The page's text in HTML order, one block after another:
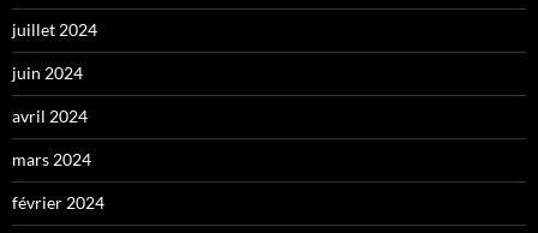
juillet 2024
juin 2024
avril 2024
mars 2024
février 2024